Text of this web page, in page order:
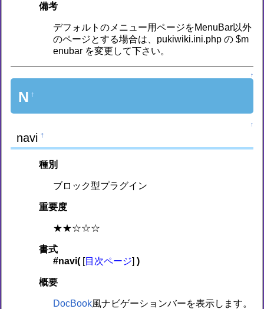
備考
デフォルトのメニュー用ページをMenuBar以外
のページとする場合は、pukiwiki.ini.php の $m
enubar を変更して下さい。
↑
N †
↑
navi †
種別
ブロック型プラグイン
重要度
★★☆☆☆
書式
#navi( [目次ページ])
概要
DocBook風ナビゲーションバーを表示します。